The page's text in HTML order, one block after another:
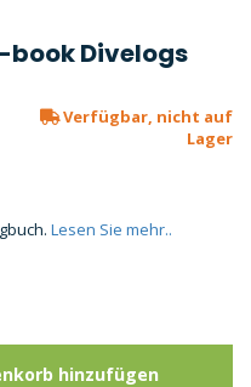
book Divelogs
Verfügbar, nicht auf
Lager
Lesen Sie mehr..
hinzufügen